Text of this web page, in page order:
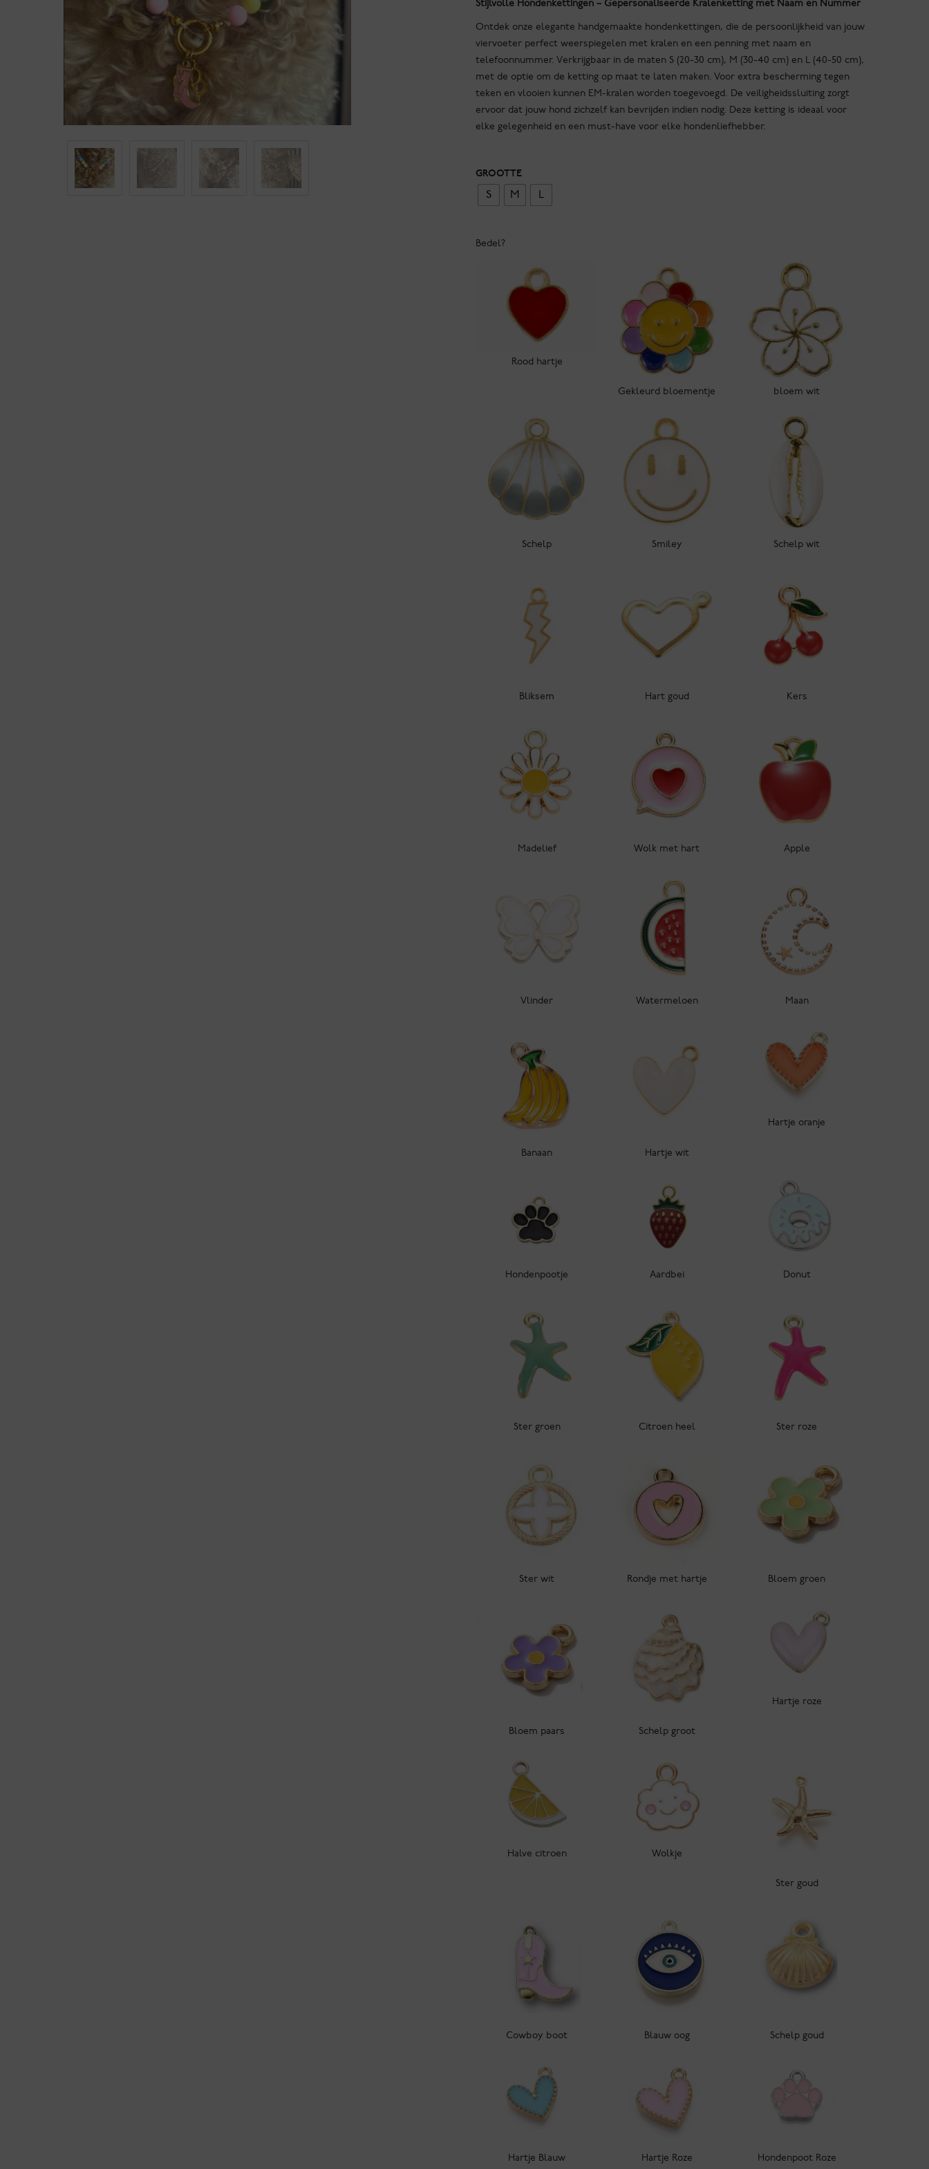
Stijlvolle Hondenkettingen – Gepersonaliseerde Kralenketting met Naam en Nummer
Ontdek onze elegante handgemaakte hondenkettingen, die de persoonlijkheid van jouw
viervoeter perfect weerspiegelen met kralen en een penning met naam en
telefoonnummer. Verkrijgbaar in de maten S (20-30 cm), M (30-40 cm) en L (40-50 cm),
met de optie om de ketting op maat te laten maken. Voor extra bescherming tegen
teken en vlooien kunnen EM-kralen worden toegevoegd. De veiligheidssluiting zorgt
ervoor dat jouw hond zichzelf kan bevrijden indien nodig. Deze ketting is ideaal voor
elke gelegenheid en een must-have voor elke hondenliefhebber.
GROOTTE
S M L
Bedel?
Rood hartje
Gekleurd bloementje bloem wit
Schelp Smiley Schelp wit
Bliksem Hart goud Kers
Madelief Wolk met hart Apple
Vlinder Watermeloen Maan
Banaan Hartje wit
Hartje oranje
Hondenpootje Aardbei Donut
Ster groen Citroen heel Ster roze
Ster wit Rondje met hartje Bloem groen
Bloem paars Schelp groot
Hartje roze
Halve citroen Wolkje
Ster goud
Cowboy boot Blauw oog Schelp goud
Hartje Blauw Hartje Roze Hondenpoot Roze